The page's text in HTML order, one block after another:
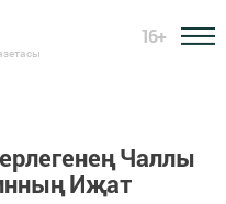
16+
Чаллы
Иҗат